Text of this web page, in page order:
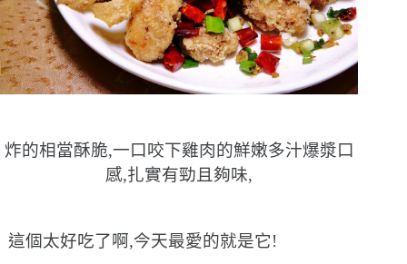
炸的相當酥脆,一口咬下雞肉的鮮嫩多汁爆漿口
感,扎實有勁且夠味,
這個太好吃了啊,今天最愛的就是它!